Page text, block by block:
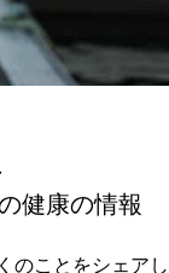
健康の情報
のことをシェア